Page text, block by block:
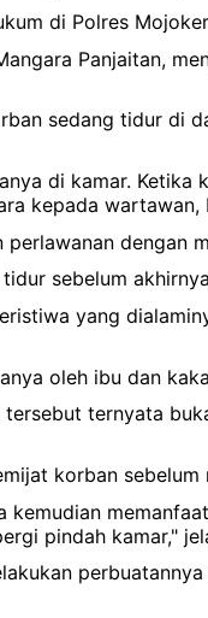
di Polres
Panjaitan,
sedang tidur di
di kamar.
kepada wartawan,
sebelum
yang
oleh ibu dan
ternyata
korban sebelum
kemudian
pindah kamar,"